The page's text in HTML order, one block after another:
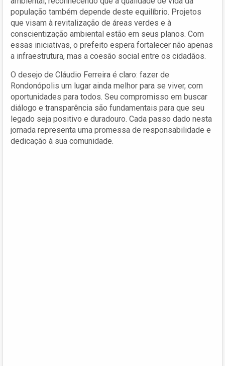
população também depende deste equilíbrio. Projetos
que visam à revitalização de áreas verdes e à
conscientização ambiental estão em seus planos. Com
essas iniciativas, o prefeito espera fortalecer não apenas
a infraestrutura, mas a coesão social entre os cidadãos.
O desejo de Cláudio Ferreira é claro: fazer de
Rondonópolis um lugar ainda melhor para se viver, com
oportunidades para todos. Seu compromisso em buscar
diálogo e transparência são fundamentais para que seu
legado seja positivo e duradouro. Cada passo dado nesta
jornada representa uma promessa de responsabilidade e
dedicação à sua comunidade.